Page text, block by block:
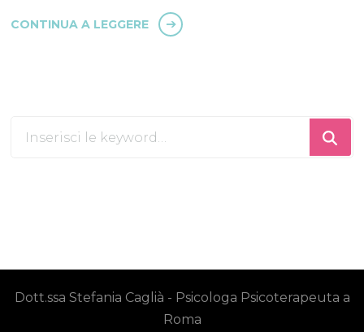
CONTINUA A LEGGERE
Dott.ssa Stefania Caglià - Psicologa Psicoterapeuta a
Roma